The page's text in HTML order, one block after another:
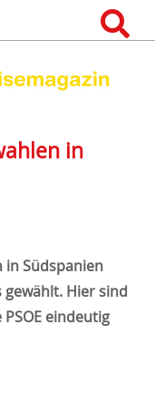
in
in Südspanien
Hier sind
eindeutig